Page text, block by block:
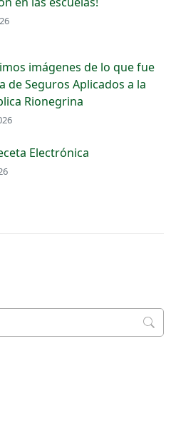
imágenes de lo que fue
de Seguros Aplicados a la
Rionegrina
Electrónica